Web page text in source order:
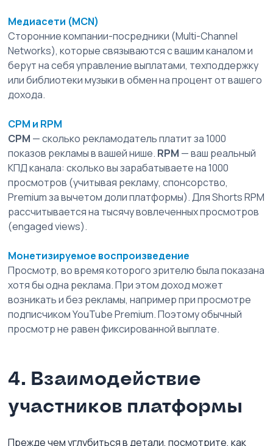
Медиасети (MCN)
Сторонние компании-посредники (Multi-Channel
Networks), которые связываются с вашим каналом и
берут на себя управление выплатами, техподдержку
или библиотеки музыки в обмен на процент от вашего
дохода.
CPM и RPM
CPM — сколько рекламодатель платит за 1000
показов рекламы в вашей нише. RPM — ваш реальный
КПД канала: сколько вы зарабатываете на 1000
просмотров (учитывая рекламу, спонсорство,
Premium за вычетом доли платформы). Для Shorts RPM
рассчитывается на тысячу вовлеченных просмотров
(engaged views).
Монетизируемое воспроизведение
Просмотр, во время которого зрителю была показана
хотя бы одна реклама. При этом доход может
возникать и без рекламы, например при просмотре
подписчиком YouTube Premium. Поэтому обычный
просмотр не равен фиксированной выплате.
4. Взаимодействие
участников платформы
Прежде чем углубиться в детали, посмотрите, как